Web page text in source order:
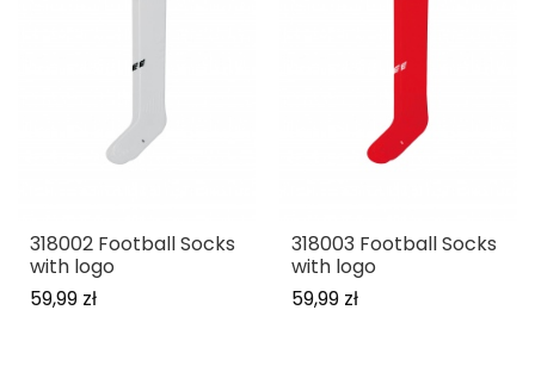
318002 Football Socks
with logo
59,99 zł
318003 Football Socks
with logo
59,99 zł